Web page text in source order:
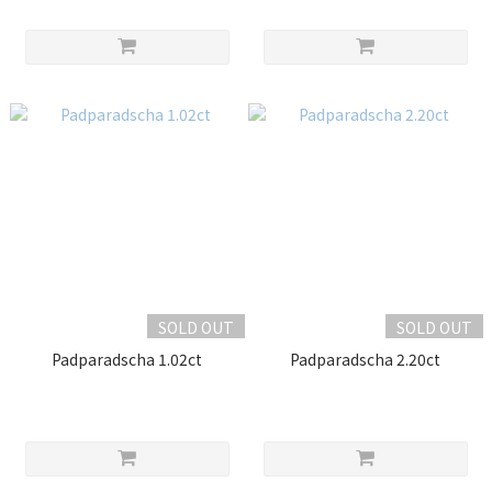
SOLD OUT
Padparadscha 1.02ct
SOLD OUT
Padparadscha 2.20ct